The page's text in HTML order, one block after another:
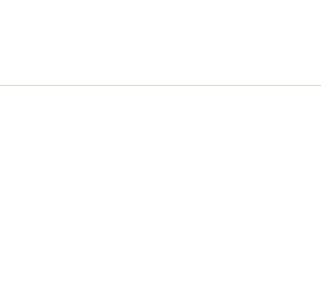
Le musée